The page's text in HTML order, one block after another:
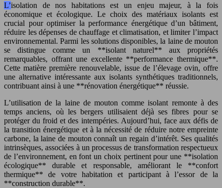
L’isolation de nos habitations est un enjeu majeur, à la fois
économique et écologique. Le choix des matériaux isolants est
crucial pour optimiser la performance énergétique d’un bâtiment,
réduire les dépenses de chauffage et climatisation, et limiter l’impact
environnemental. Parmi les solutions disponibles, la laine de mouton
se distingue comme un **isolant naturel** aux propriétés
remarquables, offrant une excellente **performance thermique**.
Cette matière première renouvelable, issue de l’élevage ovin, offre
une alternative intéressante aux isolants synthétiques traditionnels,
contribuant ainsi à une **rénovation énergétique** réussie.
L’utilisation de la laine de mouton comme isolant remonte à des
temps anciens, où les bergers utilisaient déjà ses fibres pour se
protéger du froid et des intempéries. Aujourd’hui, face aux défis de
la transition énergétique et à la nécessité de réduire notre empreinte
carbone, la laine de mouton connaît un regain d’intérêt. Ses qualités
intrinsèques, associées à un processus de transformation respectueux
de l’environnement, en font un choix pertinent pour une **isolation
écologique** durable et responsable, améliorant le **confort
thermique** de votre habitation et participant à l’essor de la
**construction durable**.